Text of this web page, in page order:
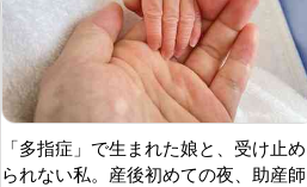
「多指症」で生まれた娘と、受け止め
られない私。産後初めての夜、助産師